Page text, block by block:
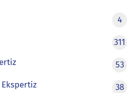
4
311
53
38